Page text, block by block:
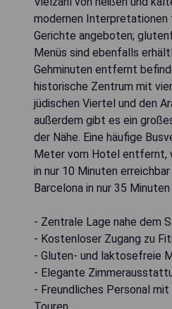
modernen Interpretationen
Gerichte angeboten;
Menüs sind ebenfalls
Gehminuten entfernt
historische Zentrum mit
jüdischen Viertel und den
außerdem gibt es ein
der Nähe. Eine häufige
Meter vom Hotel entfernt,
in nur 10 Minuten
Barcelona in nur 35
- Zentrale Lage nahe dem
- Kostenloser Zugang zu
- Gluten- und laktosefreie
- Elegante
- Freundliches Personal